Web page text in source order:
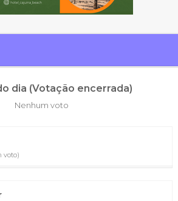
dia (Votação encerrada)
Nenhum voto
voto)